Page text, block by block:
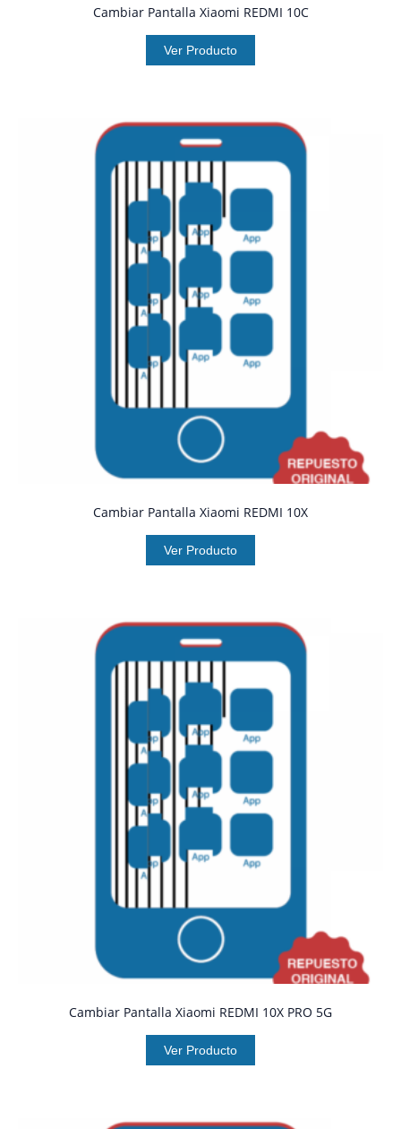
Cambiar Pantalla Xiaomi REDMI 10C
Ver Producto
Cambiar Pantalla Xiaomi REDMI 10X
Ver Producto
Cambiar Pantalla Xiaomi REDMI 10X PRO 5G
Ver Producto